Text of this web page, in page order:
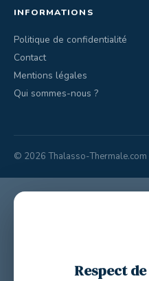
INFORMATIONS
Politique de confidentialité
Contact
Mentions légales
Qui sommes-nous ?
© 2026 Thalasso-
Respect